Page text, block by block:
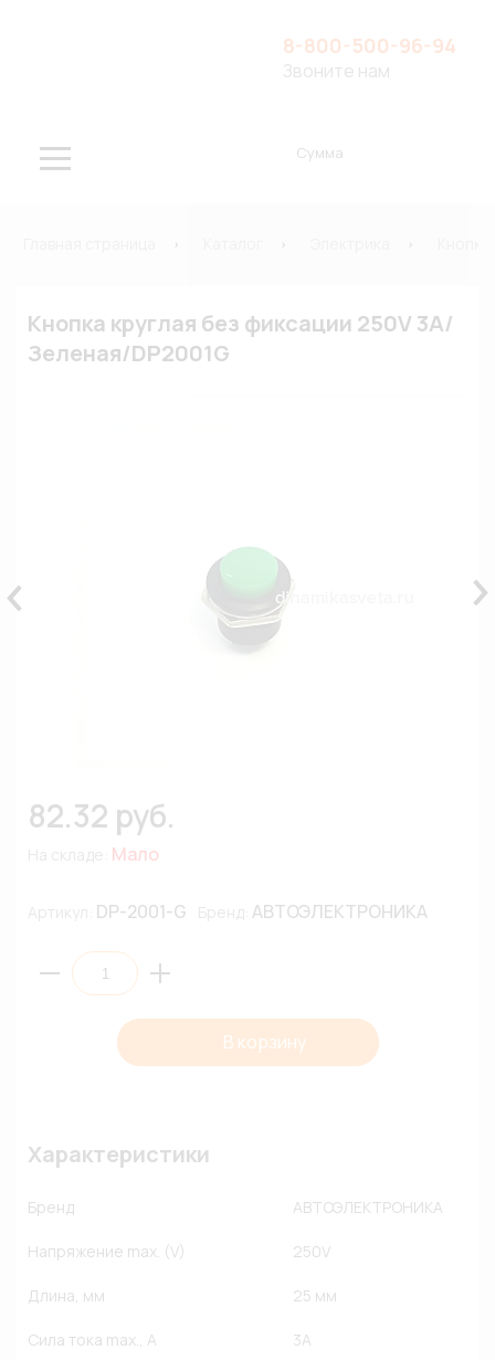
8-800-500-96-94
Звоните нам
Сумма
Кнопка круглая без фиксации 250V 3A/
Зеленая/DP2001G
82.32 руб.
Мало
DP-2001-G АВТОЭЛЕКТРОНИКА
В корзину
Характеристики
Бренд АВТОЭЛЕКТРОНИКА
Напряжение max. (V) 250V
Длина, мм 25 мм
Сила тока max., A 3A